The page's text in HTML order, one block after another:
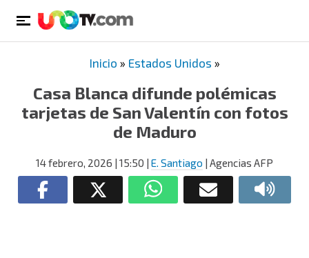
Inicio » Estados Unidos »
Casa Blanca difunde polémicas
tarjetas de San Valentín con fotos
de Maduro
14 febrero, 2026 | 15:50 | E. Santiago | Agencias AFP